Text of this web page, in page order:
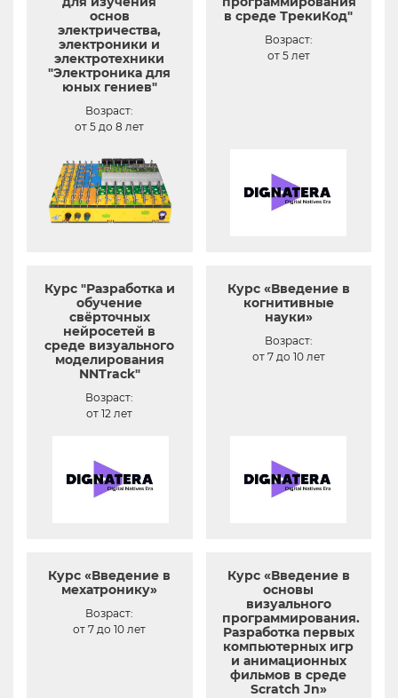
основ
электричества,
электроники и
электротехники
"Электроника для
юных гениев"
Возраст:
от 5 до 8 лет
в среде ТрекиКод"
Возраст:
от 5 лет
Курс "Разработка и
обучение
свёрточных
нейросетей в
среде визуального
моделирования
NNTrack"
Возраст:
от 12 лет
Курс «Введение в
когнитивные
науки»
Возраст:
от 7 до 10 лет
Курс «Введение в
мехатронику»
Возраст:
от 7 до 10 лет
Курс «Введение в
основы
визуального
программирования.
Разработка первых
компьютерных игр
и анимационных
фильмов в среде
Scratch Jn»